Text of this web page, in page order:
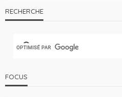
RECHERCHE
FOCUS